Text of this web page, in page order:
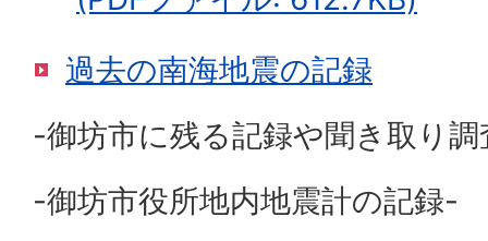
過去の南海地震の記録
-御坊市に残る記録や聞き取り
-御坊市役所地内地震計の記録-